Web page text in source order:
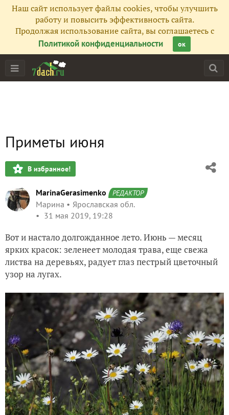
Наш сайт использует файлы cookies, чтобы улучшить
работу и повысить эффективность сайта.
Продолжая использование сайта, вы соглашаетесь с
Политикой конфиденциальности
ок
Приметы июня
В избранное!
MarinaGerasimenko РЕДАКТОР
Марина
Ярославская обл.
31 мая 2019, 19:28
Вот и настало долгожданное лето. Июнь — месяц
ярких красок: зеленеет молодая трава, еще свежа
листва на деревьях, радует глаз пестрый цветочный
узор на лугах.